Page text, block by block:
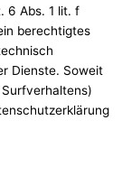
6 Abs. 1 lit. f
berechtigtes
Dienste. Soweit